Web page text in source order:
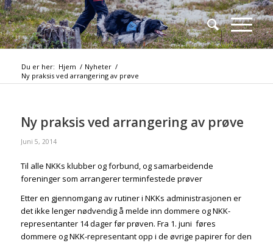
Du er her: Hjem / Nyheter /
Ny praksis ved arrangering av prøve
Ny praksis ved arrangering av prøve
Juni 5, 2014
Til alle NKKs klubber og forbund, og samarbeidende
foreninger som arrangerer terminfestede prøver
Etter en gjennomgang av rutiner i NKKs administrasjonen er
det ikke lenger nødvendig å melde inn dommere og NKK-
representanter 14 dager før prøven. Fra 1. juni føres
dommere og NKK-representant opp i de øvrige papirer for den